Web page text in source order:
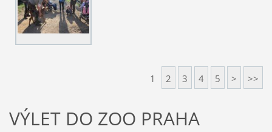
1 2 3 4 5 > >>
VÝLET DO ZOO PRAHA